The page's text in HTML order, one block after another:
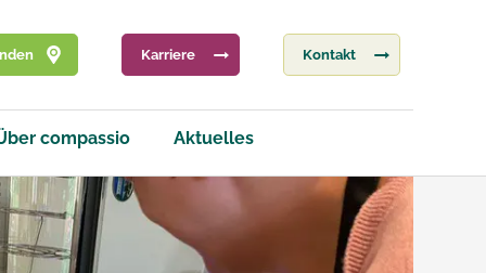
Karriere Kontakt
compassio Aktuelles